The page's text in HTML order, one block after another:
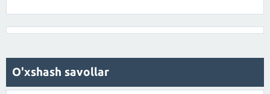
O'xshash savollar